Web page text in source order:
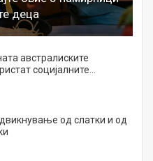
деца
австралиските
социјалните…
од слатки и од